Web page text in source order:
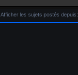
Afficher les sujets postés depuis: